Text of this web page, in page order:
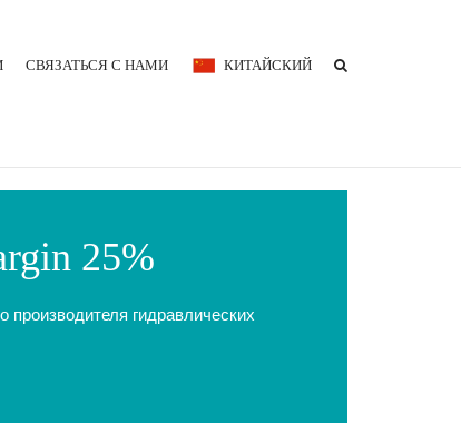
СВЯЗАТЬСЯ С НАМИ КИТАЙСКИЙ
25%
гидравлических